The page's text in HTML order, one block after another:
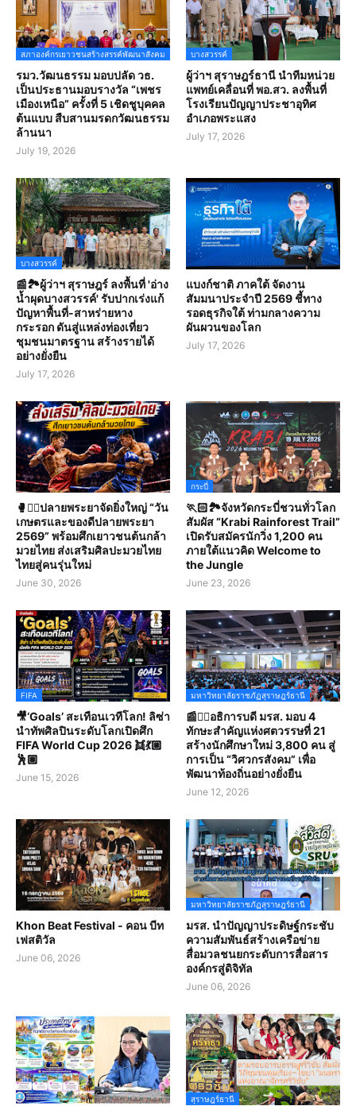
สภาองค์กรเยาวชนสร้างสรรค์พัฒนาสังคม
รมว.วัฒนธรรม มอบปลัด วธ.
เป็นประธานมอบรางวัล “เพชร
เมืองเหนือ” ครั้งที่ 5 เชิดชูบุคคล
ต้นแบบ สืบสานมรดกวัฒนธรรม
ล้านนา
July 19, 2026
บางสวรรค์
ผู้ว่าฯ สุราษฎร์ธานี นำทีมหน่วย
แพทย์เคลื่อนที่ พอ.สว. ลงพื้นที่
โรงเรียนปัญญาประชาอุทิศ
อำเภอพระแสง
July 17, 2026
บางสวรรค์
📰🏞️ผู้ว่าฯ สุราษฎร์ ลงพื้นที่ 'อ่าง
น้ำผุดบางสวรรค์' รับปากเร่งแก้
ปัญหาพื้นที่-สาหร่ายหาง
กระรอก ดันสู่แหล่งท่องเที่ยว
ชุมชนมาตรฐาน สร้างรายได้
อย่างยั่งยืน
July 17, 2026
แบงก์ชาติ ภาคใต้ จัดงาน
สัมมนาประจำปี 2569 ชี้ทาง
รอดธุรกิจใต้ ท่ามกลางความ
ผันผวนของโลก
July 17, 2026
🥊🤼‍♀️ปลายพระยาจัดยิ่งใหญ่ “วัน
เกษตรและของดีปลายพระยา
2569” พร้อมศึกเยาวชนต้นกล้า
มวยไทย ส่งเสริมศิลปะมวยไทย
ไทยสู่คนรุ่นใหม่
June 30, 2026
กระบี่
🏃🏻🏞️จังหวัดกระบี่ชวนทั่วโลก
สัมผัส “Krabi Rainforest Trail”
เปิดรับสมัครนักวิ่ง 1,200 คน
ภายใต้แนวคิด Welcome to
the Jungle
June 23, 2026
FIFA
🎥‘Goals’ สะเทือนเวทีโลก! ลิซ่า
นำทัพศิลปินระดับโลกเปิดศึก
FIFA World Cup 2026 👯💃🏼
🕺🏽
June 15, 2026
มหาวิทยาลัยราชภัฏสุราษฎร์ธานี
📰✍🏻อธิการบดี มรส. มอบ 4
ทักษะสำคัญแห่งศตวรรษที่ 21
สร้างนักศึกษาใหม่ 3,800 คน สู่
การเป็น “วิศวกรสังคม” เพื่อ
พัฒนาท้องถิ่นอย่างยั่งยืน
June 12, 2026
Khon Beat Festival - คอน บีท
เฟสติวัล
June 06, 2026
มหาวิทยาลัยราชภัฏสุราษฎร์ธานี
มรส. นำปัญญาประดิษฐ์กระชับ
ความสัมพันธ์สร้างเครือข่าย
สื่อมวลชนยกระดับการสื่อสาร
องค์กรสู่ดิจิทัล
June 06, 2026
สุราษฎร์ธานี